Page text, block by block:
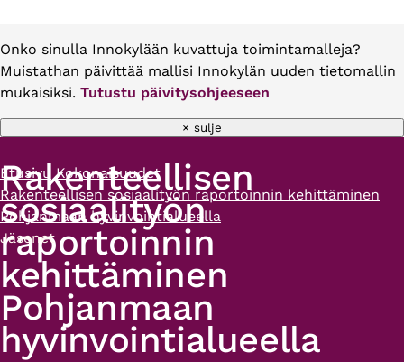
Onko sinulla Innokylään kuvattuja toimintamalleja?
Muistathan päivittää mallisi Innokylän uuden tietomallin
mukaisiksi. Tutustu päivitysohjeeseen
× sulje
Murupolku
Etusivu Kokonaisuudet
Rakenteellisen sosiaalityön raportoinnin kehittäminen
Pohjanmaan hyvinvointialueella
Jäsenet
Rakenteellisen
sosiaalityön
raportoinnin
kehittäminen
Pohjanmaan
hyvinvointialueella